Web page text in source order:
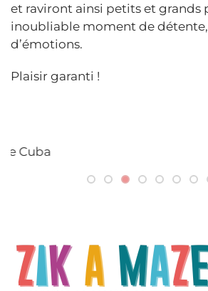
et raviront ainsi petits et grands
inoubliable moment de
d’émotions.
Plaisir garanti !